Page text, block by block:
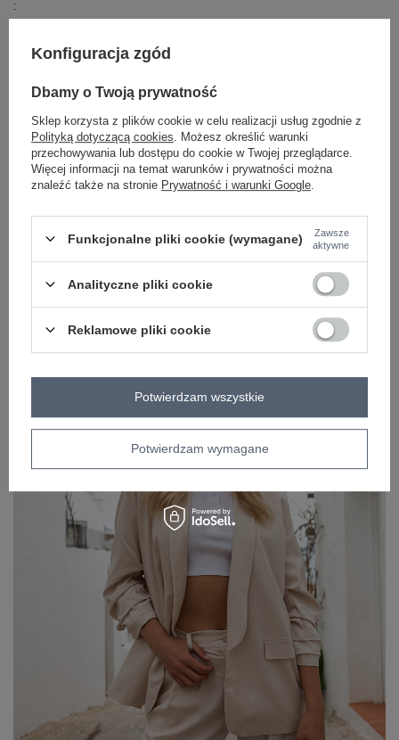
cechy
materiał prążkowany
OPINIE
ZWROTY I WYMIANA
ZAKŁADKA KOSZTY WYSYŁKI
Z naszego bloga
Hity sezonu w stylu Reserved, które znajdziesz w
FactoryPrice
Konfiguracja zgód
Dbamy o Twoją prywatność
Sklep korzysta z plików cookie w celu realizacji usług zgodnie z
Polityką dotyczącą cookies . Możesz określić warunki
przechowywania lub dostępu do cookie w Twojej przeglądarce.
Więcej informacji na temat warunków i prywatności można
znaleźć także na stronie Prywatność i warunki Google
Funkcjonalne pliki cookie (wymagane)
Zawsze
aktywne
Analityczne pliki cookie
Reklamowe pliki cookie
Potwierdzam wymagane
Potwierdzam wszystkie